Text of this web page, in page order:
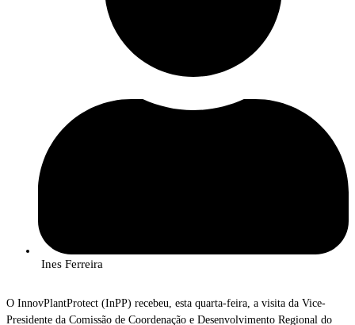
Ines Ferreira
O InnovPlantProtect (InPP) recebeu, esta quarta-feira, a visita da Vice-
Presidente da Comissão de Coordenação e Desenvolvimento Regional do